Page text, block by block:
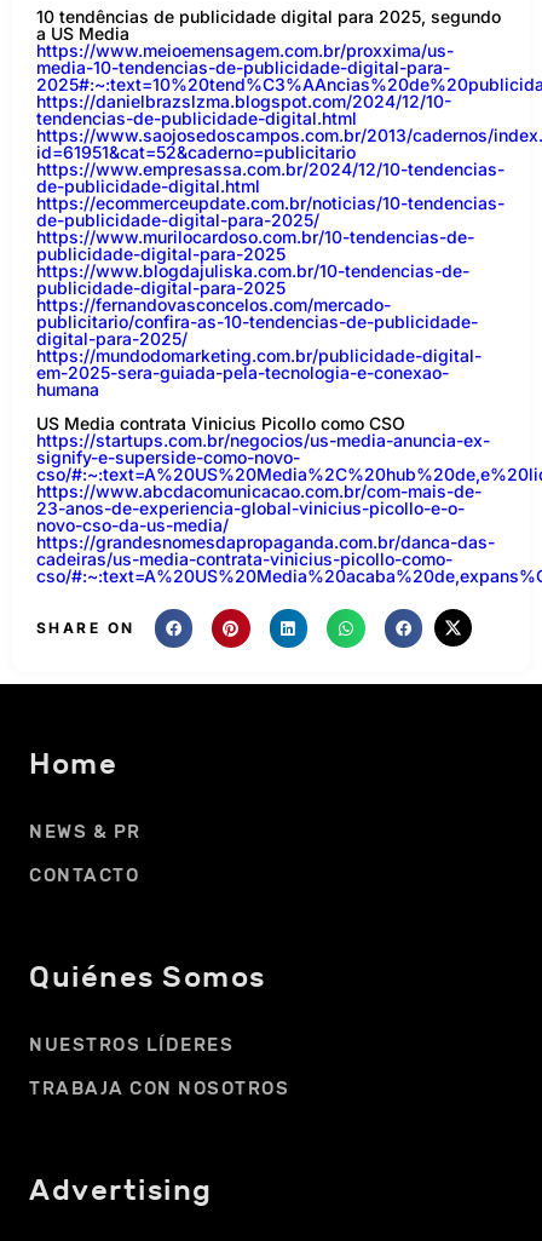
10 tendências de publicidade digital para 2025, segundo
a US Media
https://www.meioemensagem.com.br/proxxima/us-
media-10-tendencias-de-publicidade-digital-para-
https://danielbrazslzma.blogspot.com/2024/12/10-
tendencias-de-publicidade-digital.html
https://www.saojosedoscampos.com.br/2013/cadernos/
id=61951&cat=52&caderno=publicitario
https://www.empresassa.com.br/2024/12/10-tendencias-
de-publicidade-digital.html
https://ecommerceupdate.com.br/noticias/10-tendencias-
de-publicidade-digital-para-2025/
https://www.murilocardoso.com.br/10-tendencias-de-
publicidade-digital-para-2025
https://www.blogdajuliska.com.br/10-tendencias-de-
publicidade-digital-para-2025
https://fernandovasconcelos.com/mercado-
publicitario/confira-as-10-tendencias-de-publicidade-
digital-para-2025/
https://mundodomarketing.com.br/publicidade-digital-
em-2025-sera-guiada-pela-tecnologia-e-conexao-
humana
US Media contrata Vinicius Picollo como CSO
https://startups.com.br/negocios/us-media-anuncia-ex-
signify-e-superside-como-novo-
cso/
https://www.abcdacomunicacao.com.br/com-mais-de-
23-anos-de-experiencia-global-vinicius-picollo-e-o-
novo-cso-da-us-media/
https://grandesnomesdapropaganda.com.br/danca-das-
cadeiras/us-media-contrata-vinicius-picollo-como-
cso/
SHARE ON
Home
NEWS & PR
CONTACTO
Quiénes Somos
NUESTROS LÍDERES
TRABAJA CON NOSOTROS
Advertising